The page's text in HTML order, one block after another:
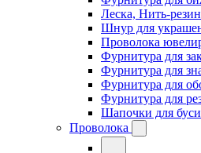
Леска, Нить-
Шнур для
Проволока
Фурнитура для
Фурнитура для
Фурнитура для
Фурнитура для
Шапочки для
Проволока